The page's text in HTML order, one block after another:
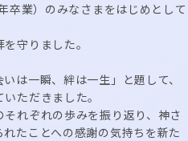
卒業）のみなさまをはじめとして
守りました。
は一瞬、絆は一生」と題して、
ただきました。
れぞれの歩みを振り返り、神さ
たことへの感謝の気持ちを新た